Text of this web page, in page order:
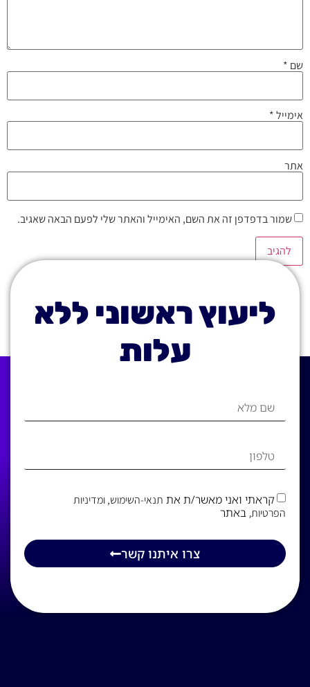
שם *
אימייל*
אתר
שמור בדפדפן זה את השם, האימייל והאתר שלי לפעם הבאה שאגיב.
ליעוץ ראשוני ללא
עלות
קראתי ואני מאשר/ת את תנאי-השימוש, ומדיניות
הפרטיות, באתר
צרו איתנו קשר